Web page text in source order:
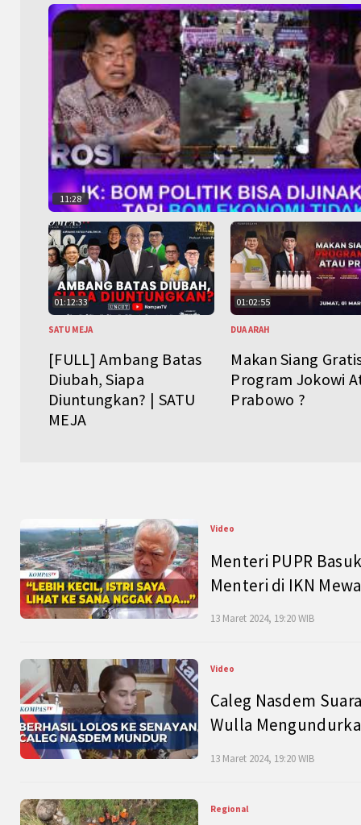
11:28
01:12:33
SATU MEJA
[FULL] Ambang Batas
Diubah, Siapa
Diuntungkan? | SATU
MEJA
01:02:55
DUA ARAH
Makan Siang
Program Jokowi
Prabowo ?
Video
Menteri PUPR
Menteri di IKN
13 Maret 2024, 19:20 WIB
Video
Caleg Nasdem
Wulla
13 Maret 2024, 19:20 WIB
Regional